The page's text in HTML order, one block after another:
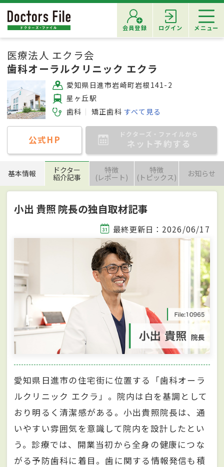
会員登録 ログイン メニュー
医療法人 エクラ会
歯科オーラルクリニック エクラ
愛知県日進市岩崎町岩根141-2
星ヶ丘駅
歯科
矯正歯科 すべて見る
公式HP ドクターズ・ファイルから
ネット予約する
基本情報 ドクター
紹介記事
特徴
(レポート)
特徴
(トピックス) お知らせ
小出 貴照 院長の独自取材記事
最終更新日：2026/06/17
愛知県日進市の住宅街に位置する「歯科オーラ
ルクリニック エクラ」。院内は白を基調として
おり明るく清潔感がある。小出貴照院長は、通
いやすい雰囲気を意識して院内を設計したとい
う。診療では、開業当初から全身の健康につな
がる予防歯科に着目。歯に関する情報発信も積